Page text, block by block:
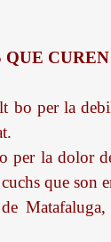
QUE CUREN
bo per la
per la dolor
que son
Matafaluga,